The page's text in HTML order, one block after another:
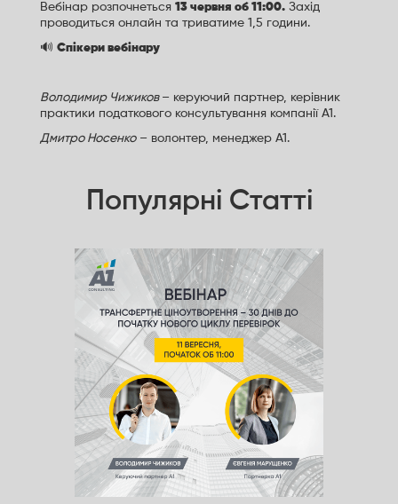
Вебінар розпочнеться 13 червня об 11:00.Захід
проводиться онлайн та триватиме 1,5 години.
🔊 Спікери вебінару
Володимир Чижиков – керуючий партнер, керівник
практики податкового консультування компанії А1.
Дмитро Носенко– волонтер, менеджер А1.
Популярні Статті